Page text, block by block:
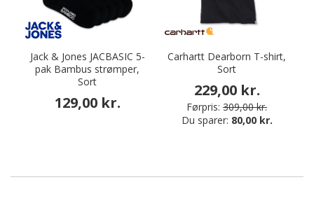
Jack & Jones JACBASIC 5-
pak Bambus strømper,
Sort
129,00 kr.
Carhartt Dearborn T-shirt,
Sort
229,00 kr.
Førpris: 309,00 kr.
Du sparer: 80,00 kr.